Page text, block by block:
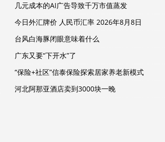
几元成本的AI广告导致千万市值蒸发
今日外汇牌价 人民币汇率 2026年8月8日
台风白海豚闭眼意味着什么
广东又要“下开水”了
“保险+社区”信泰保险探索居家养老新模式
河北阿那亚酒店卖到3000块一晚